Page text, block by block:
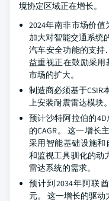
境协定区域正在增长。
2024年南非市场价值
加大对智能交通系统
汽车安全功能的支持
益重视正在鼓励采用
市场的扩大。
制造商必须基于
上安装耐震雷达模块。
预计沙特阿拉伯的
的CAGR。 这一增长
采用智能基础设施和
和监视工具驯化的动
雷达系统的需求。
预计到2034年阿联
元。 这一增长的驱